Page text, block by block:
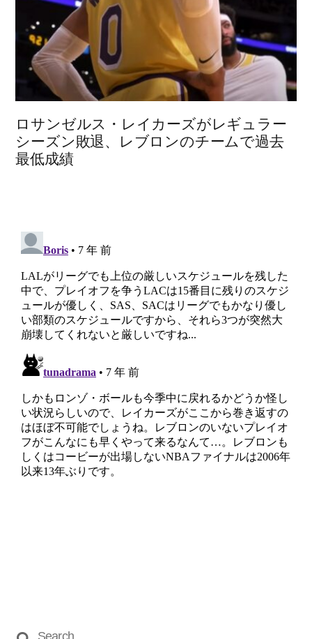
ロサンゼルス・レイカーズがレギュラー
シーズン敗退、レブロンのチームで過去
最低成績